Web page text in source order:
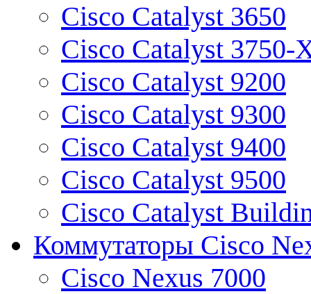
Cisco Catalyst 3650
Cisco Catalyst 3750-
Cisco Catalyst 9200
Cisco Catalyst 9300
Cisco Catalyst 9400
Cisco Catalyst 9500
Cisco Catalyst
Коммутаторы Cisco
Cisco Nexus 7000